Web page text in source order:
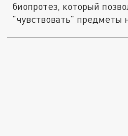
биопротез, который
"чувствовать" предметы